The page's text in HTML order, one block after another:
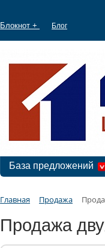
Блокнот + Блог
База предложений
Главная Продажа
Продажа